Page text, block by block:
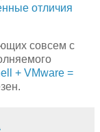
отличия
совсем с
+ VMware =